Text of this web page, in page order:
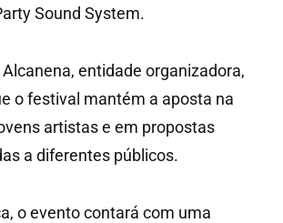
Sound System.
entidade organizadora,
o festival mantém a aposta na
artistas e em propostas
a diferentes públicos.
o evento contará com uma